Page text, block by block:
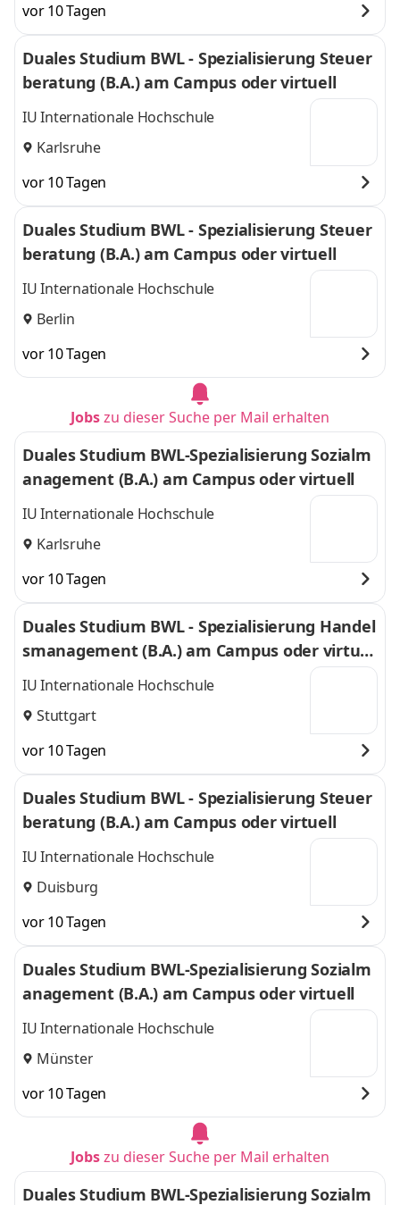
vor 10 Tagen
Duales Studium BWL - Spezialisierung Steuer
beratung (B.A.) am Campus oder virtuell
IU Internationale Hochschule
Karlsruhe
vor 10 Tagen
Duales Studium BWL - Spezialisierung Steuer
beratung (B.A.) am Campus oder virtuell
IU Internationale Hochschule
Berlin
vor 10 Tagen
Jobszu dieser Suche per Mail erhalten
Duales Studium BWL-Spezialisierung Sozialm
anagement (B.A.) am Campus oder virtuell
IU Internationale Hochschule
Karlsruhe
vor 10 Tagen
Duales Studium BWL - Spezialisierung Handel
smanagement (B.A.) am Campus oder virtuel
l
IU Internationale Hochschule
Stuttgart
vor 10 Tagen
Duales Studium BWL - Spezialisierung Steuer
beratung (B.A.) am Campus oder virtuell
IU Internationale Hochschule
Duisburg
vor 10 Tagen
Duales Studium BWL-Spezialisierung Sozialm
anagement (B.A.) am Campus oder virtuell
IU Internationale Hochschule
Münster
vor 10 Tagen
Jobszu dieser Suche per Mail erhalten
Duales Studium BWL-Spezialisierung Sozialm